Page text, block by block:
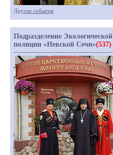
Другие события
Подразделение Экологической
полиции «Невской Сечи»(537)